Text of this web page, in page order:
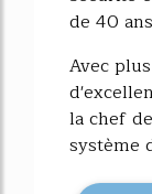
de 40 ans
Avec
la chef
système